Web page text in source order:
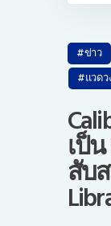
ข่าว
แวด
เป็
สับ